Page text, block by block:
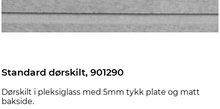
Standard dørskilt, 901290
Dørskilt i pleksiglass med 5mm tykk plate og matt
bakside.